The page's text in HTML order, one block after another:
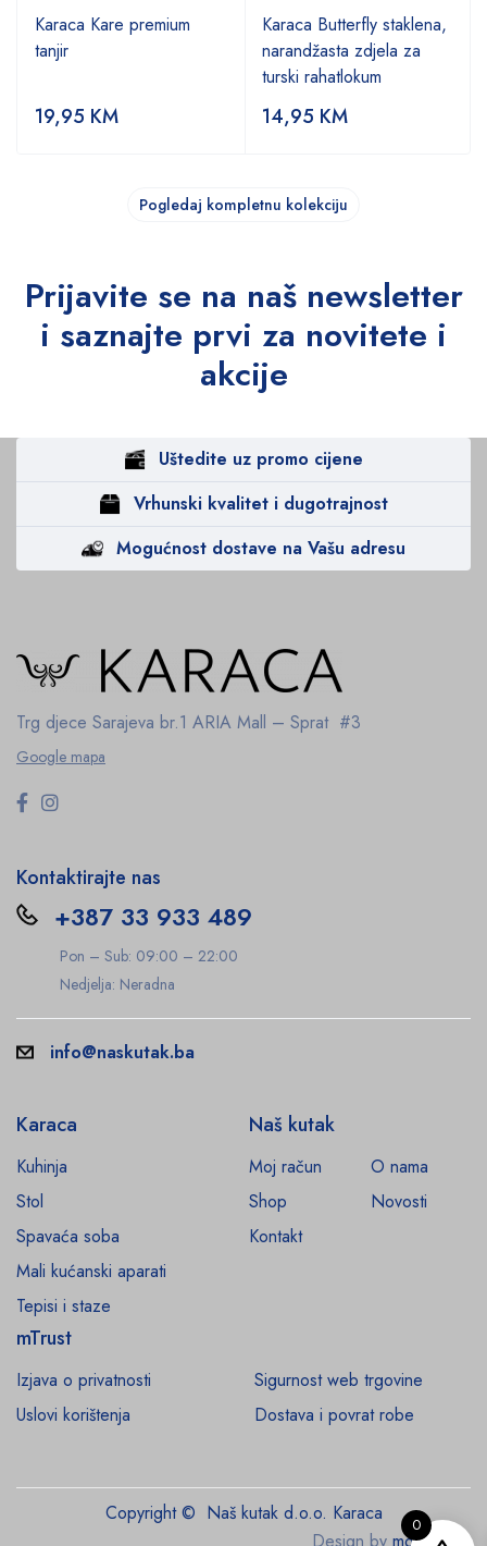
Karaca Kare premium
tanjir
19,95 KM
Karaca Butterfly staklena,
narandžasta zdjela za
turski rahatlokum
14,95 KM
Pogledaj kompletnu kolekciju
Prijavite se na naš newsletter
i saznajte prvi za novitete i
akcije
Uštedite uz promo cijene
Vrhunski kvalitet i dugotrajnost
Mogućnost dostave na Vašu adresu
Trg djece Sarajeva br.1 ARIA Mall – Sprat #3
Google mapa
Kontaktirajte nas
+387 33 933 489
Pon – Sub: 09:00 – 22:00
Nedjelja: Neradna
info@naskutak.ba
Karaca
Kuhinja
Stol
Spavaća soba
Mali kućanski aparati
Tepisi i staze
Naš kutak
Moj račun
O nama
Shop
Novosti
Kontakt
mTrust
Izjava o privatnosti
Sigurnost web trgovine
Uslovi korištenja
Dostava i povrat robe
Copyright © Naš kutak d.o.o. Karaca
Design by monroe.ba
0